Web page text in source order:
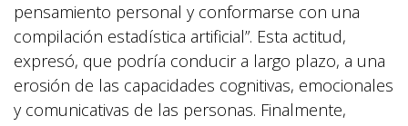
pensamiento personal y conformarse con una
compilación estadística artificial”. Esta actitud,
expresó, que podría conducir a largo plazo, a una
erosión de las capacidades cognitivas, emocionales
y comunicativas de las personas. Finalmente,